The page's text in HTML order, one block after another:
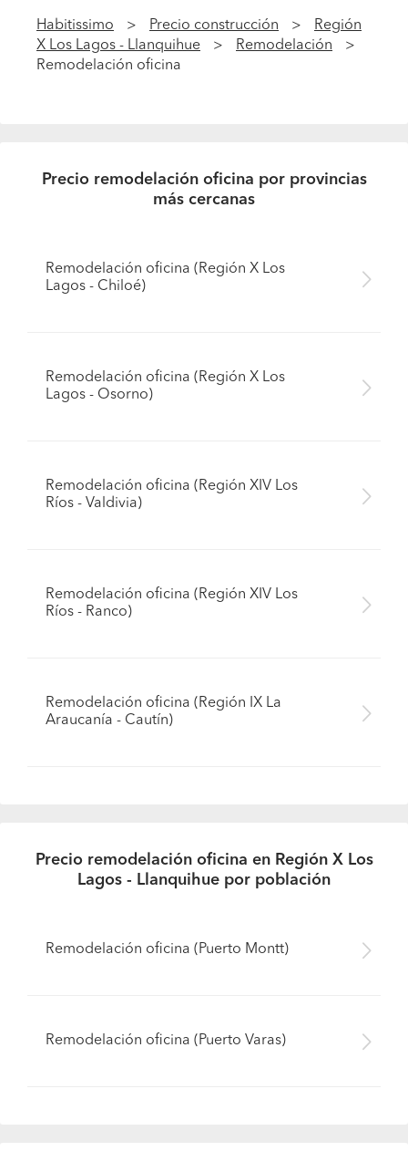
Habitissimo Precio construcción
Región
X Los Lagos - Llanquihue
Remodelación
Remodelación oficina
Precio remodelación oficina por provincias
más cercanas
Remodelación oficina (Región X Los
Lagos - Chiloé)
Remodelación oficina (Región X Los
Lagos - Osorno)
Remodelación oficina (Región XIV Los
Ríos - Valdivia)
Remodelación oficina (Región XIV Los
Ríos - Ranco)
Remodelación oficina (Región IX La
Araucanía - Cautín)
Precio remodelación oficina en Región X Los
Lagos - Llanquihue por población
Remodelación oficina (Puerto Montt)
Remodelación oficina (Puerto Varas)